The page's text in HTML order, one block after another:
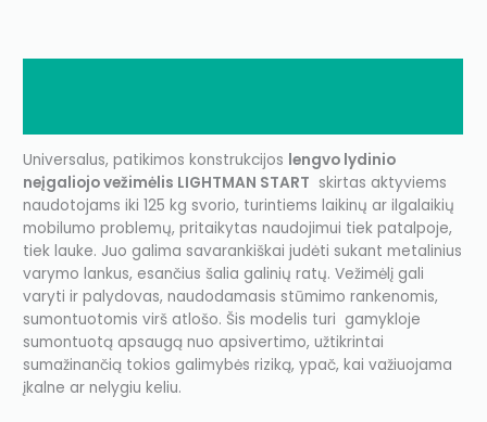
Universalus, patikimos konstrukcijos lengvo lydinio
neįgaliojo vežimėlis LIGHTMAN START skirtas aktyviems
naudotojams iki 125 kg svorio, turintiems laikinų ar ilgalaikių
mobilumo problemų, pritaikytas naudojimui tiek patalpoje,
tiek lauke. Juo galima savarankiškai judėti sukant metalinius
varymo lankus, esančius šalia galinių ratų. Vežimėlį gali
varyti ir palydovas, naudodamasis stūmimo rankenomis,
sumontuotomis virš atlošo. Šis modelis turi gamykloje
sumontuotą apsaugą nuo apsivertimo, užtikrintai
sumažinančią tokios galimybės riziką, ypač, kai važiuojama
įkalne ar nelygiu keliu.